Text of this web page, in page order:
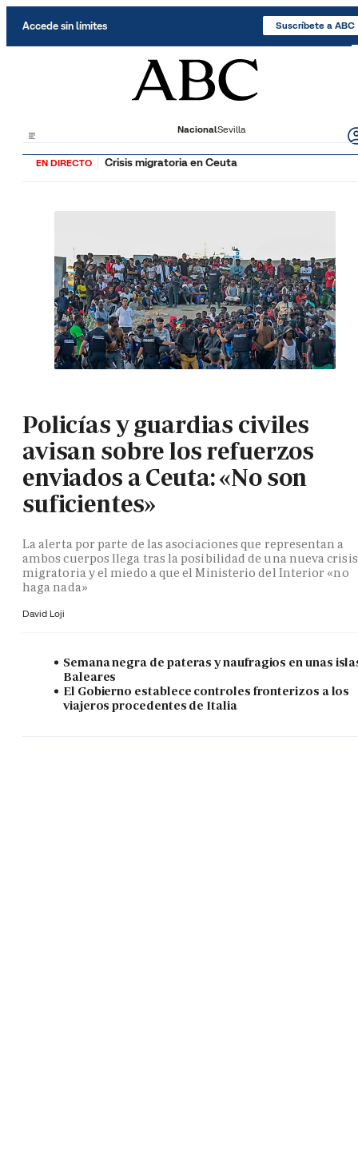
Accede sin límites Suscríbete a ABC
NacionalSevilla
EN DIRECTO Crisis migratoria en Ceuta
Policías y guardias civiles
avisan sobre los refuerzos
enviados a Ceuta: «No son
suficientes»
La alerta por parte de las asociaciones que representan a
ambos cuerpos llega tras la posibilidad de una nueva crisis
migratoria y el miedo a que el Ministerio del Interior «no
haga nada»
David Loji
Semana negra de pateras y naufragios en unas
Baleares
El Gobierno establece controles fronterizos a los
viajeros procedentes de Italia